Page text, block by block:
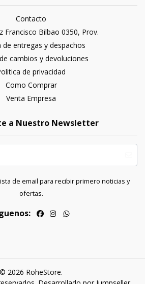
Contacto
Francisco Bilbao 0350, Prov.
de entregas y despachos
cambios y devoluciones
de privacidad
Como Comprar
Venta Empresa
a Nuestro Newsletter
de email para recibir primero noticias y
ofertas.
© 2026 RoheStore.